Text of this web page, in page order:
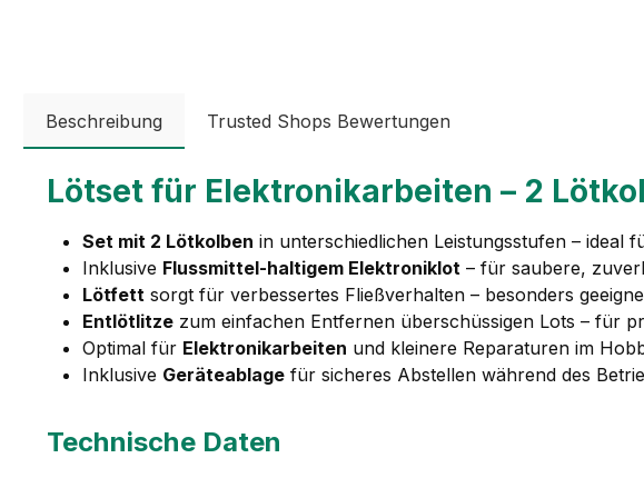
Beschreibung Trusted Shops Bewertungen
Lötset für Elektronikarbeiten – 2
Set mit 2 Lötkolben in unterschiedlichen Leistungsstufen – ideal
Inklusive Flussmittel-haltigem Elektroniklot – für saubere,
Lötfett sorgt für verbessertes Fließverhalten – besonders
Entlötlitze zum einfachen Entfernen überschüssigen Lots – für
Optimal für Elektronikarbeiten und kleinere Reparaturen im
Inklusive Geräteablage für sicheres Abstellen während des
Technische Daten